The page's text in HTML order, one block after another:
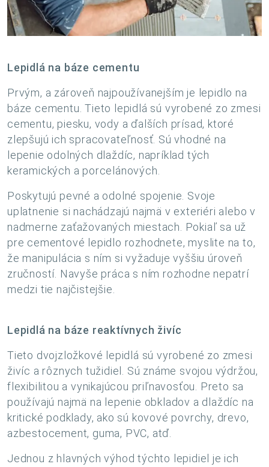
Lepidlá na báze cementu
Prvým, a zároveň najpoužívanejším je lepidlo na
báze cementu. Tieto lepidlá sú vyrobené zo zmesi
cementu, piesku, vody a ďalších prísad, ktoré
zlepšujú ich spracovateľnosť. Sú vhodné na
lepenie odolných dlaždíc, napríklad tých
keramických a porcelánových.
Poskytujú pevné a odolné spojenie. Svoje
uplatnenie si nachádzajú najmä v exteriéri alebo v
nadmerne zaťažovaných miestach. Pokiaľ sa už
pre cementové lepidlo rozhodnete, myslite na to,
že manipulácia s ním si vyžaduje vyššiu úroveň
zručností. Navyše práca s ním rozhodne nepatrí
medzi tie najčistejšie.
Lepidlá na báze reaktívnych živíc
Tieto dvojzložkové lepidlá sú vyrobené zo zmesi
živíc a rôznych tužidiel. Sú známe svojou výdržou,
flexibilitou a vynikajúcou priľnavosťou. Preto sa
používajú najmä na lepenie obkladov a dlaždíc na
kritické podklady, ako sú kovové povrchy, drevo,
azbestocement, guma, PVC, atď.
Jednou z hlavných výhod týchto lepidiel je ich